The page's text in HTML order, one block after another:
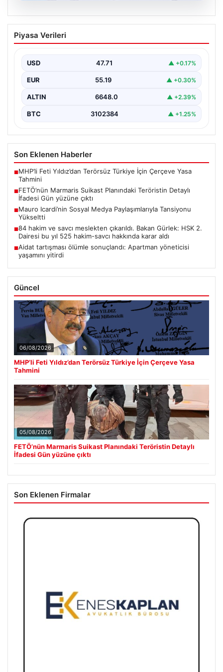
05.08.2026
FETÖ’nün Marmaris Suikast Planındaki
Teröristin Detaylı İfadesi Gün yüzüne
15 Temmuz 2016 darbe girişimi sırasında
planlanan suikast girişiminin…
Piyasa Verileri
USD 47.71 ▲ +0.17%
EUR 55.19 ▲ +0.30%
ALTIN 6648.0 ▲ +2.39%
BTC 3102384 ▲ +1.25%
Son Eklenen Haberler
■MHP’li Feti Yıldız’dan Terörsüz Türkiye İçin Çerçeve Yasa
Tahmini
■FETÖ’nün Marmaris Suikast Planındaki Teröristin Detaylı
İfadesi Gün yüzüne çıktı
■Mauro Icardi’nin Sosyal Medya Paylaşımlarıyla Tansiyonu
Yükseltti
■84 hakim ve savcı meslekten çıkarıldı. Bakan Gürlek: HSK 2.
Dairesi bu yıl 525 hakim-savcı hakkında karar aldı
■Aidat tartışması ölümle sonuçlandı: Apartman yöneticisi
yaşamını yitirdi
Güncel
06/08/2026
MHP’li Feti Yıldız’dan Terörsüz Türkiye İçin Çerçeve Yasa
Tahmini
05/08/2026
FETÖ’nün Marmaris Suikast Planındaki Teröristin Detaylı
İfadesi Gün yüzüne çıktı
Son Eklenen Firmalar